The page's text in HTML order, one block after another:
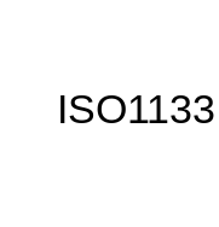
ISO1133